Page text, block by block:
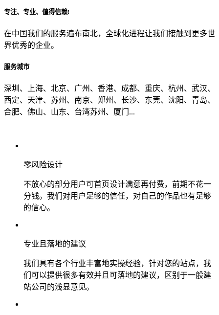
专注、专业、值得信赖!
在中国我们的服务遍布南北，全球化进程让我们接触到更多世
界优秀的企业。
服务城市
深圳、上海、北京、广州、香港、成都、重庆、杭州、武汉、
西定、天津、苏州、南京、郑州、长沙、东莞、沈阳、青岛、
合肥、佛山、山东、台湾苏州、厦门...
零风险设计
不放心的部分用户可首页设计满意再付费，前期不花一
分钱。我们对用户足够的信任，对自己的作品也有足够
的信心。
专业且落地的建议
我们具有各个行业丰富地实操经验，针对您的站点，我
们可以提供很多有效并且可落地的建议，区别于一般建
站公司的浅显意见。